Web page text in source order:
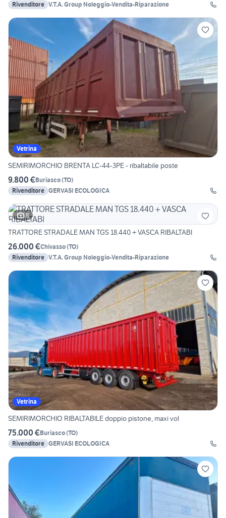
Rivenditore
V.T.A. Group Noleggio-Vendita-Riparazione
Vetrina
SEMIRIMORCHIO BRENTA LC-44-3PE - ribaltabile poste
9.800 €Buriasco(TO)
Rivenditore GERVASI ECOLOGICA
8
TRATTORE STRADALE MAN TGS 18.440 + VASCA RIBALTABI
26.000 €Chivasso(TO)
Rivenditore
V.T.A. Group Noleggio-Vendita-Riparazione
Vetrina
SEMIRIMORCHIO RIBALTABILE doppio pistone, maxi vol
75.000 €Buriasco(TO)
Rivenditore GERVASI ECOLOGICA